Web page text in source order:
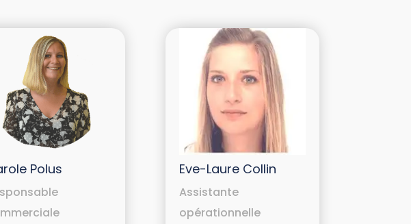
Polus Eve-Laure Collin
Assistante
opérationnelle